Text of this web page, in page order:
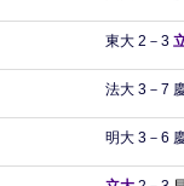
東大 2－3
法大 3－7
明大 3－6